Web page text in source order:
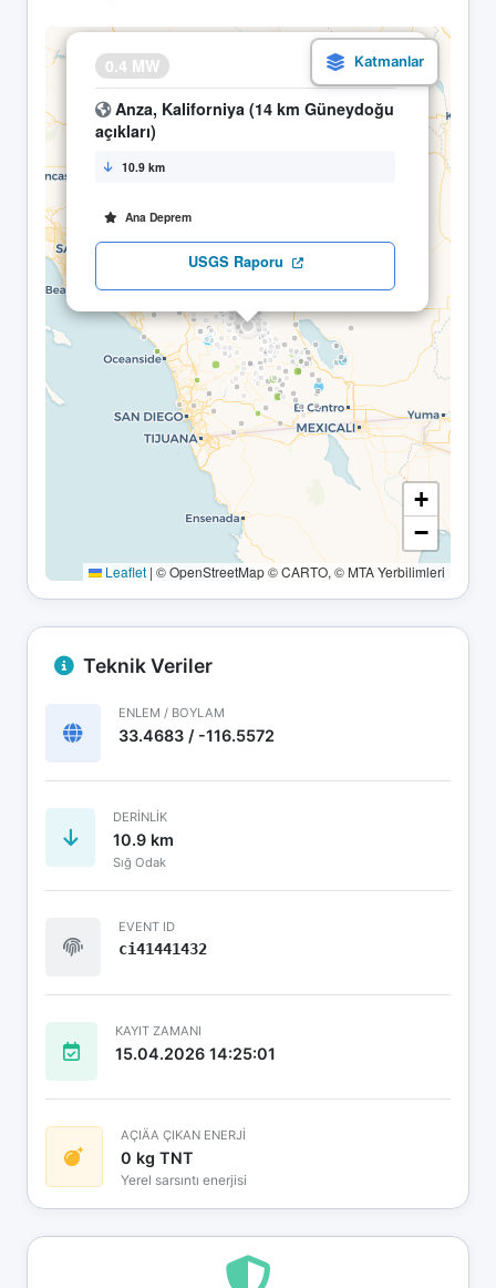
0.4 MW 15.04 17:20
Anza, Kaliforniya (14 km Güneydoğu
açıkları)
10.9 km
Ana Deprem
USGS Raporu
×
+
−
Leaflet | © OpenStreetMap © CARTO, © MTA Yerbilimleri
Teknik Veriler
ENLEM / BOYLAM
33.4683 / -116.5572
DERINLIK
10.9 km
Sığ Odak
EVENT ID
ci41441432
KAYIT ZAMANI
15.04.2026 14:25:01
AÇIÄA ÇIKAN ENERJİ
0 kg TNT
Yerel sarsıntı enerjisi